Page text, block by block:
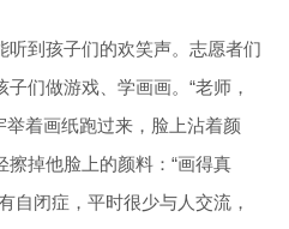
听到孩子们的欢笑声。志愿者们
们做游戏、学画画。“老师，
举着画纸跑过来，脸上沾着颜
掉他脸上的颜料：“画得真
自闭症，平时很少与人交流，